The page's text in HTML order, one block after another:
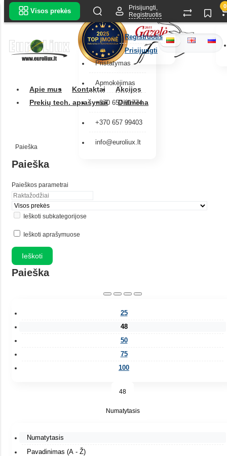
Pristatymas
Apmokėjimas
+370 657 91774
+370 657 99403
info@euroliux.lt
Apie mus Kontaktai
Akcijos
Prekių tech. aprašymai
Didmena
Visos prekės
Prisijungti,
Registruotis
Registruotis
Prisijungti
0
Paieška
Paieška
Paieškos parametrai
Ieškoti subkategorijose
Ieškoti aprašymuose
Paieška
25
48
50
75
100
48
Numatytasis
Numatytasis
Pavadinimas (A - Ž)